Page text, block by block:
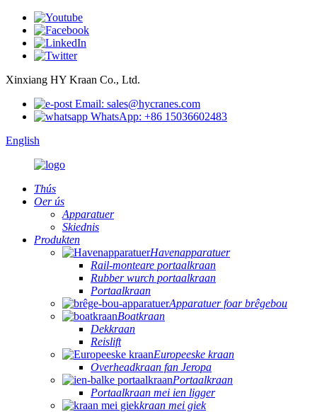
Xinxiang HY Kraan Co., Ltd.
Email: sales@hycranes.com
WhatsApp: +86 15036602483
English
Thús
Oer ús
Apparatuer
Skiednis
Produkten
Havenapparatuer
Rail-monteare portaalkraan
Rubber wurch portaalkraan
Portaalkraan
Apparatuer foar brêgebou
Boatkraan
Dekkraan
Reislift
Europeeske kraan
Overheadkraan fan Jeropa
Portaalkraan
Portaalkraan mei ien ligger
kraan mei giek